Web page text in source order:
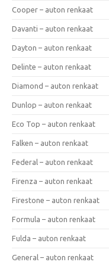
Cooper – auton renkaat
Davanti – auton renkaat
Dayton – auton renkaat
Delinte – auton renkaat
Diamond – auton renkaat
Dunlop – auton renkaat
Eco Top – auton renkaat
Falken – auton renkaat
Federal – auton renkaat
Firenza – auton renkaat
Firestone – auton renkaat
Formula – auton renkaat
Fulda – auton renkaat
General – auton renkaat